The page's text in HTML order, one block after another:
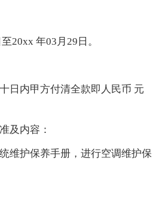
20xx 年03月29日。
日内甲方付清全款即人民币 元
及内容：
维护保养手册，进行空调维护保